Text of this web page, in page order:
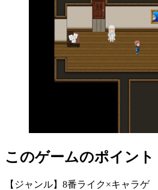
このゲームのポイント
【ジャンル】8番ライク×キャラゲ